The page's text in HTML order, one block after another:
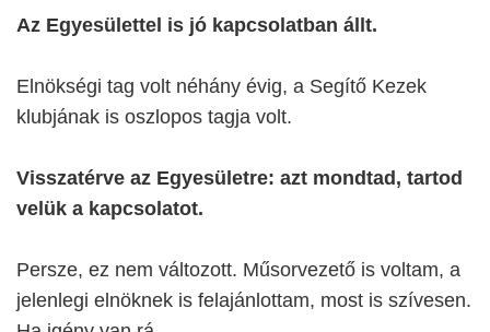
Az Egyesülettel is jó kapcsolatban állt.
Elnökségi tag volt néhány évig, a Segítő Kezek
klubjának is oszlopos tagja volt.
Visszatérve az Egyesületre: azt mondtad, tartod
velük a kapcsolatot.
Persze, ez nem változott. Műsorvezető is voltam, a
jelenlegi elnöknek is felajánlottam, most is szívesen.